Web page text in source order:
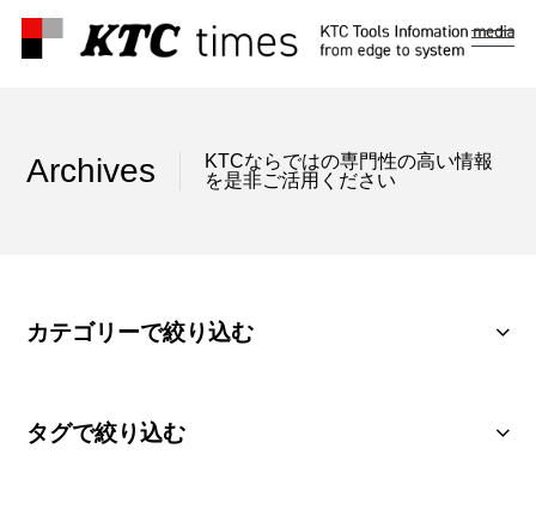
メ
Archives
KTCならではの専門性の高い情報
を是非ご活用ください
カテゴリーで絞り込む
タグで絞り込む